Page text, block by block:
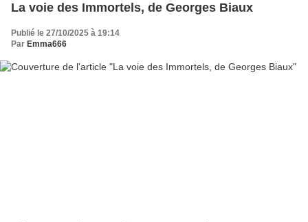
La voie des Immortels, de Georges Biaux
Publié le 27/10/2025 à 19:14
Par Emma666